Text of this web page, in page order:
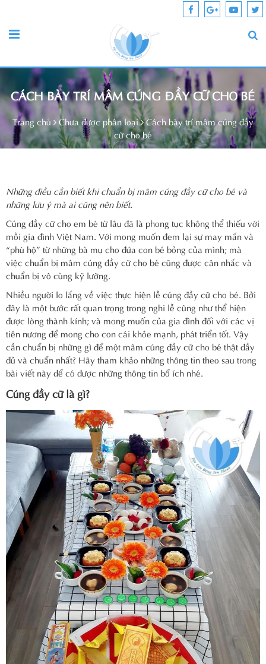
CÁCH BÀY TRÍ MÂM CÚNG ĐẦY CỮ CHO BÉ
Trang chủ Chưa được phân loại Cách bày trí mâm cúng đầy
cữ cho bé
Những điều cần biết khi chuẩn bị mâm cúng đầy cữ cho bé và
những lưu ý mà ai cũng nên biết.
Cúng đầy cữ cho em bé từ lâu đã là phong tục không thể thiếu với
mỗi gia đình Việt Nam. Với mong muốn đem lại sự may mắn và
“phù hộ” từ những bà mụ cho đứa con bé bỏng của mình; mà
việc chuẩn bị mâm cúng đầy cữ cho bé cũng được cân nhắc và
chuẩn bị vô cùng kỹ lưỡng.
Nhiều người lo lắng về việc thực hiện lễ cúng đầy cữ cho bé. Bởi
đây là một bước rất quan trọng trong nghi lễ cũng như thể hiện
được lòng thành kính; và mong muốn của gia đình đối với các vị
tiên nương để mong cho con cái khỏe mạnh, phát triển tốt. Vậy
cần chuẩn bị những gì để một mâm cúng đầy cữ cho bé thật đầy
đủ và chuẩn nhất? Hãy tham khảo những thông tin theo sau trong
bài viết này để có được những thông tin bổ ích nhé.
Cúng đầy cữ là gì?